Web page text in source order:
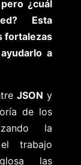
¿cuál
Esta
fortalezas
a
JSON y
de los
la
trabajo
las